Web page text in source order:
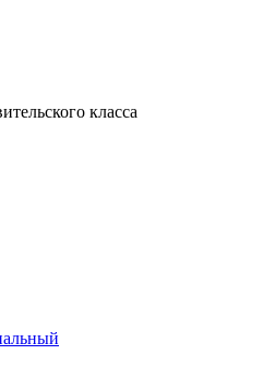
класса